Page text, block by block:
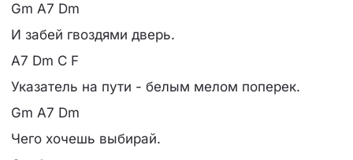
Gm A7 Dm
И забей гвоздями дверь.
A7 Dm C F
Указатель на пути - белым мелом поперек.
Gm A7 Dm
Чего хочешь выбирай.